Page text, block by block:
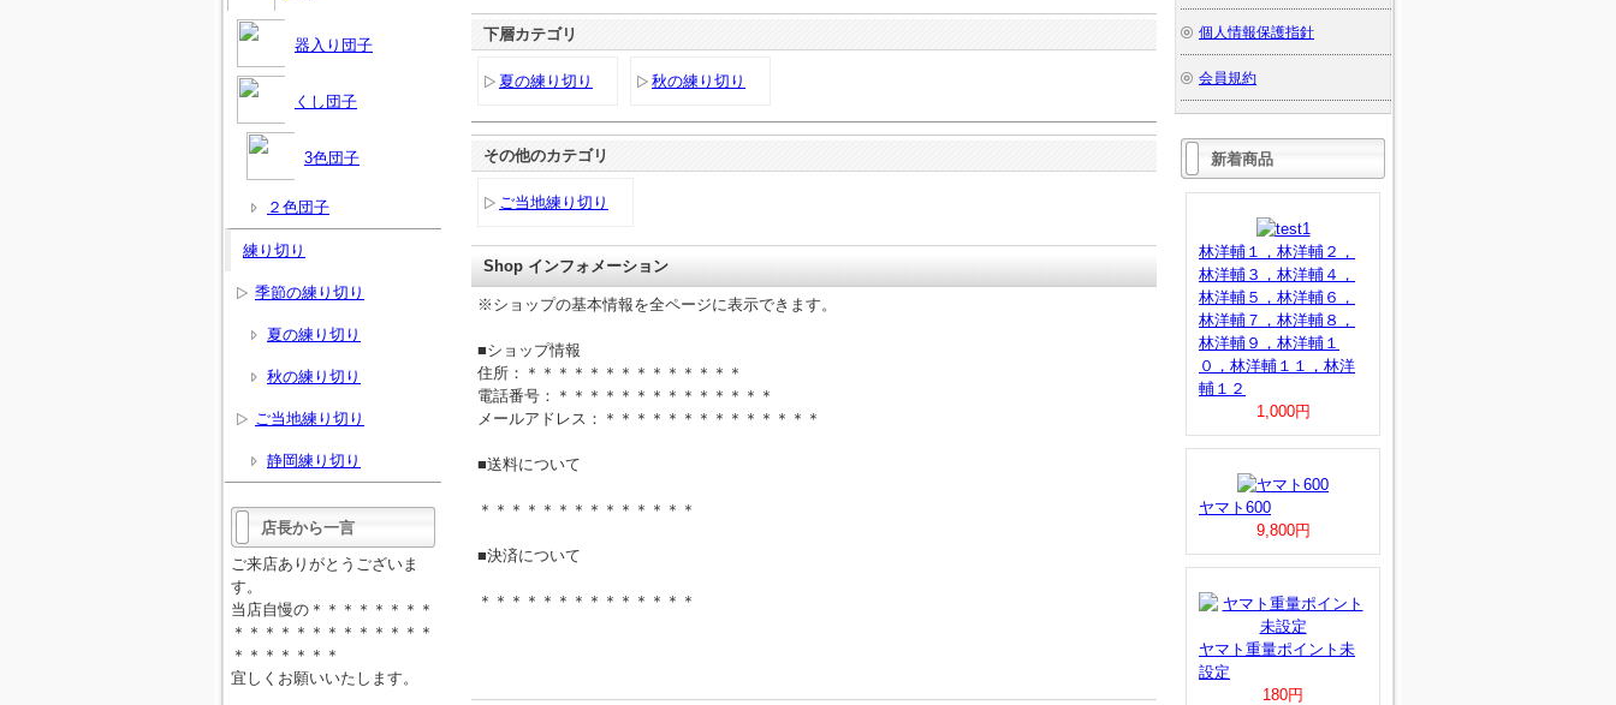
下層カテゴリ
夏の練り切り 秋の練り切り
その他のカテゴリ
ご当地練り切り
Shop インフォメーション
※ショップの基本情報を全ページに表示できます。
■ショップ情報
住所：＊＊＊＊＊＊＊＊＊＊＊＊＊＊
電話番号：＊＊＊＊＊＊＊＊＊＊＊＊＊＊
メールアドレス：＊＊＊＊＊＊＊＊＊＊＊＊＊＊
■送料について
＊＊＊＊＊＊＊＊＊＊＊＊＊＊
■決済について
＊＊＊＊＊＊＊＊＊＊＊＊＊＊
器入り団子
くし団子
3色団子
２色団子
練り切り
季節の練り切り
夏の練り切り
秋の練り切り
ご当地練り切り
静岡練り切り
店長から一言
ご来店ありがとうございま
す。
当店自慢の＊＊＊＊＊＊＊＊
＊＊＊＊＊＊＊＊＊＊＊＊＊
＊＊＊＊＊＊＊
宜しくお願いいたします。
個人情報保護指針
会員規約
新着商品
林洋輔１，林洋輔２，
林洋輔３，林洋輔４，
林洋輔５，林洋輔６，
林洋輔７，林洋輔８，
林洋輔９，林洋輔１
０，林洋輔１１，林洋
輔１２
1,000円
ヤマト600
9,800円
ヤマト重量ポイント未
設定
180円